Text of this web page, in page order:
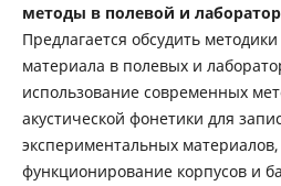
методы в полевой и
Предлагается обсудить
материала в полевых и
использование современных
акустической фонетики для
экспериментальных
функционирование корпусов и